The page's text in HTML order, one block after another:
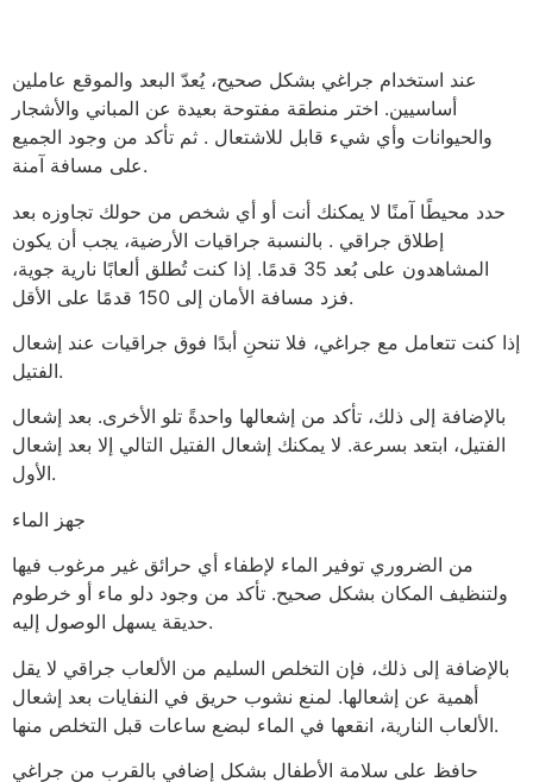
عند استخدام جراغي بشكل صحيح، يُعدّ البعد والموقع عاملين
أساسيين. اختر منطقة مفتوحة بعيدة عن المباني والأشجار
والحيوانات وأي شيء قابل للاشتعال . ثم تأكد من وجود الجميع
على مسافة آمنة.
حدد محيطًا آمنًا لا يمكنك أنت أو أي شخص من حولك تجاوزه بعد
إطلاق جراقي . بالنسبة جراقيات الأرضية، يجب أن يكون
المشاهدون على بُعد 35 قدمًا. إذا كنت تُطلق ألعابًا نارية جوية،
فزد مسافة الأمان إلى 150 قدمًا على الأقل.
إذا كنت تتعامل مع جراغي، فلا تنحنِ أبدًا فوق جراقيات عند إشعال
الفتيل.
بالإضافة إلى ذلك، تأكد من إشعالها واحدةً تلو الأخرى. بعد إشعال
الفتيل، ابتعد بسرعة. لا يمكنك إشعال الفتيل التالي إلا بعد إشعال
الأول.
جهز الماء
من الضروري توفير الماء لإطفاء أي حرائق غير مرغوب فيها
ولتنظيف المكان بشكل صحيح. تأكد من وجود دلو ماء أو خرطوم
حديقة يسهل الوصول إليه.
بالإضافة إلى ذلك، فإن التخلص السليم من الألعاب جراقي لا يقل
أهمية عن إشعالها. لمنع نشوب حريق في النفايات بعد إشعال
الألعاب النارية، انقعها في الماء لبضع ساعات قبل التخلص منها.
حافظ على سلامة الأطفال بشكل إضافي بالقرب من جراغي